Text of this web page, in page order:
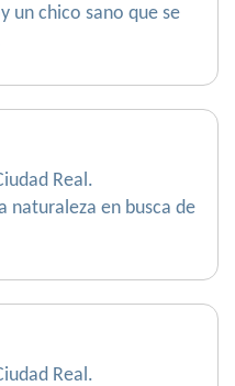
un chico sano que se
Real.
naturaleza en busca de
Real.